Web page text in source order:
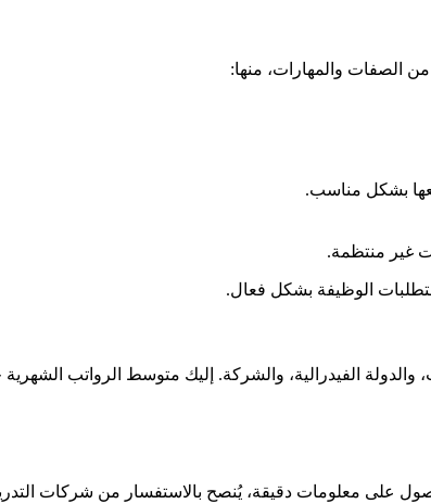
الصفات والمهارات، منها:
بشكل مناسب.
غير منتظمة.
الوظيفة بشكل فعال.
الفيدرالية، والشركة. إليك متوسط الرواتب
على معلومات دقيقة، يُنصح بالاستفسار من شركات